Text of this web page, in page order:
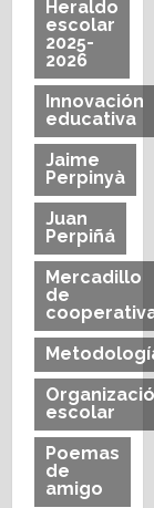
Heraldo
escolar
2025-
2026
Innovación
educativa
Jaime
Perpinyà
Juan
Perpiñá
Mercadillo
de
escolar
Poemas
de
amigo